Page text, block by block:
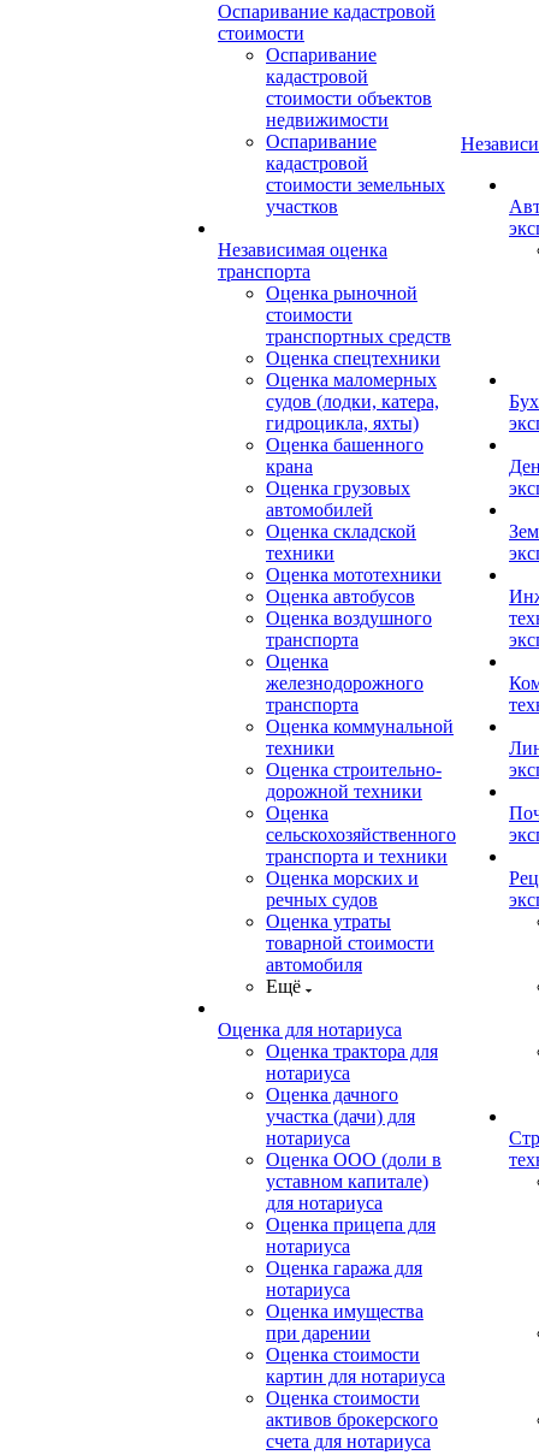
Оспаривание кадастровой
стоимости
Оспаривание
кадастровой
стоимости объектов
недвижимости
Оспаривание
кадастровой
стоимости земельных
участков
Независимая оценка
транспорта
Оценка рыночной
стоимости
транспортных средств
Оценка спецтехники
Оценка маломерных
судов (лодки, катера,
гидроцикла, яхты)
Оценка башенного
крана
Оценка грузовых
автомобилей
Оценка складской
техники
Оценка мототехники
Оценка автобусов
Оценка воздушного
транспорта
Оценка
железнодорожного
транспорта
Оценка коммунальной
техники
Оценка строительно-
дорожной техники
Оценка
сельскохозяйственного
транспорта и техники
Оценка морских и
речных судов
Оценка утраты
товарной стоимости
автомобиля
Ещё
Оценка для нотариуса
Оценка трактора для
нотариуса
Оценка дачного
участка (дачи) для
нотариуса
Оценка ООО (доли в
уставном капитале)
для нотариуса
Оценка прицепа для
нотариуса
Оценка гаража для
нотариуса
Оценка имущества
при дарении
Оценка стоимости
картин для нотариуса
Оценка стоимости
активов брокерского
счета для нотариуса